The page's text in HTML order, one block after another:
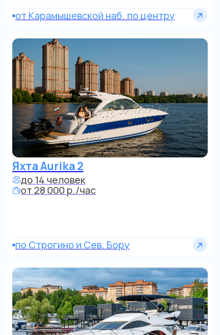
Яхта Sunseeker
до 10 человек
от 28 000 р./час
по Строгино и Сев. Бору